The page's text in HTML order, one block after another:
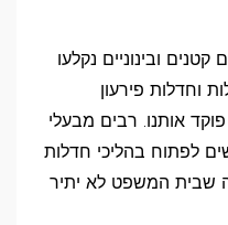
ובינוניים נקלעו
וחדלות פירעון
אותנו. רבים מבעלי
לפתוח בהליכי חדלות
שבית המשפט לא יתיר